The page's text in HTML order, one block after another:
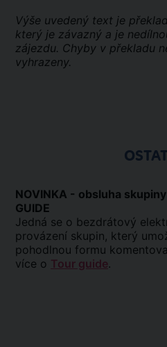
Výše uvedený text je
který je závazný a je
zájezdu. Chyby v překladu
vyhrazeny.
NOVINKA - obsluha
GUIDE
Jedná se o bezdrátový
provázení skupin, který
pohodlnou formu
více o Tour guide.